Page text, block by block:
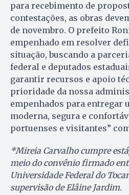
para recebimento de
contestações, as obras
de novembro. O prefeito
empenhado em resolver
situação, buscando a
federal e deputados
garantir recursos e apoio
prioridade da nossa
empenhados para entregar
moderna, segura e
portuenses e visitantes”
*Mireia Carvalho cumpre
meio do convênio firmado
Universidade Federal do
supervisão de Elâine Jardim.